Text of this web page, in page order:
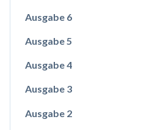
Ausgabe 6
Ausgabe 5
Ausgabe 4
Ausgabe 3
Ausgabe 2